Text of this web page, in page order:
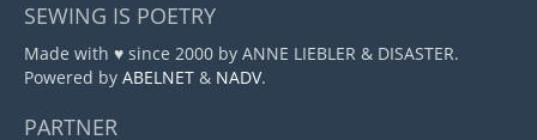
SEWING IS POETRY
Made with ♥ since 2000 by ANNE LIEBLER & DISASTER.
Powered by ABELNET & NADV.
PARTNER